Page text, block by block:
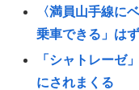
〈満員山手線に
乗車できる」は
「シャトレーゼ
にされまくる